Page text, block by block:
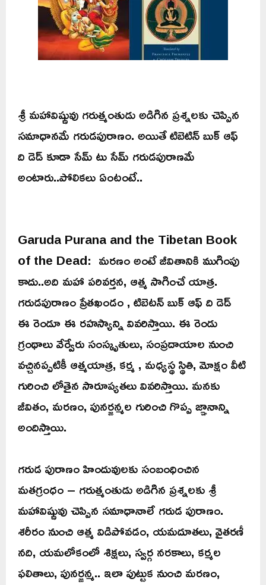
శ్రీ మహావిష్ణువు గరుత్మంతుడు అడిగిన ప్రశ్నలకు చెప్పిన
సమాధానమే గరుడపురాణం. అయితే టిబెటిన్ బుక్ ఆఫ్
ది డెడ్ కూడా సేమ్ టు సేమ్ గరుడపురాణమే
అంటారు..పోలికలు ఏంటంటే..
Garuda Purana and the Tibetan Book
of the Dead: మరణం అంటే జీవితానికి ముగింపు
కాదు..అది మహా పరివర్తన, ఆత్మ సాగించే యాత్ర.
గరుడపురాణం ప్రేతఖండం , టిబెటన్ బుక్ ఆఫ్ ది డెడ్
ఈ రెండూ ఈ రహస్యాన్ని వివరిస్తాయి. ఈ రెండు
గ్రంథాలు వేర్వేరు సంస్కృతులు, సంప్రదాయాల నుంచి
వచ్చినప్పటికీ ఆత్మయాత్ర, కర్మ , మధ్యస్థ స్థితి, మోక్షం వీటి
గురించి లోతైన సారూప్యతలు వివరిస్తాయి. మనకు
జీవితం, మరణం, పునర్జన్మల గురించి గొప్ప జ్ఞానాన్ని
అందిస్తాయి.
గరుడ పురాణం హిందువులకు సంబంధించిన
మతగ్రంధం – గరుత్మంతుడు అడిగిన ప్రశ్నలకు శ్రీ
మహావిష్ణువు చెప్పిన సమాధానాలే గరుడ పురాణం.
శరీరం నుంచి ఆత్మ విడిపోవడం, యమదూతలు, వైతరణీ
నది, యమలోకంలో శిక్షలు, స్వర్గ నరకాలు, కర్మల
ఫలితాలు, పునర్జన్మ.. ఇలా పుట్టుక నుంచి మరణం,